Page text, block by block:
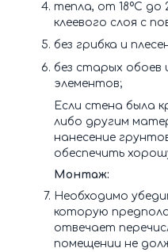
тепла, от 18ºС до
клеевого слоя с
без грибка и
без старых обоев
элементов;
Если стена была
либо другим
нанесение
обеспечить
Монтаж:
Необходимо
которую
отвечает
помещении не